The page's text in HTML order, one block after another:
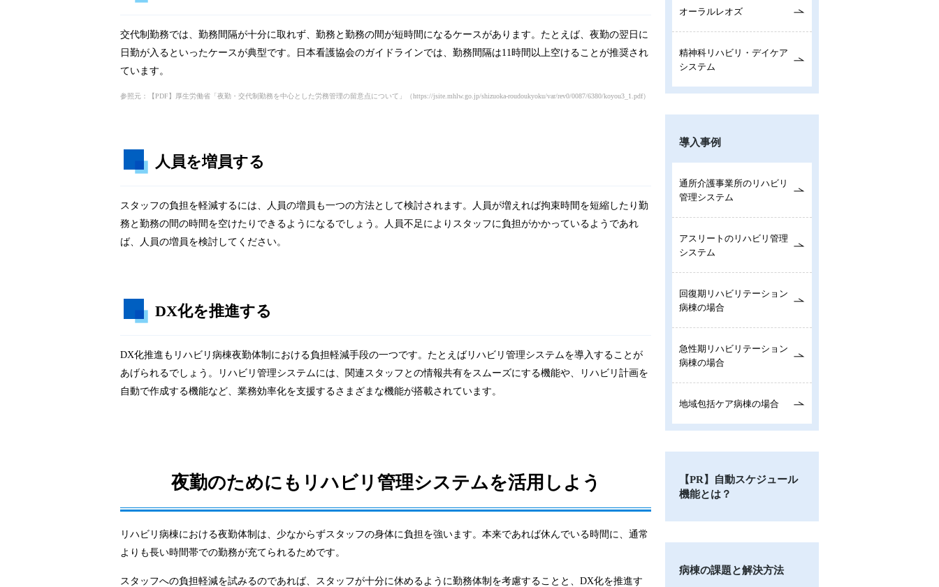
交代制勤務では、勤務間隔が十分に取れず、勤務と勤務の間が短時間になるケースがあります。たとえば、夜勤の翌日に
日勤が入るといったケースが典型です。日本看護協会のガイドラインでは、勤務間隔は11時間以上空けることが推奨され
ています。
参照元：【PDF】厚生労働省「夜勤・交代制勤務を中心とした労務管理の留意点について」 （https://jsite.mhlw.go.jp/shizuoka-roudoukyoku/var/rev0/0087/6380/koyou3_1.pdf）（7ページ）
人員を増員する
スタッフの負担を軽減するには、人員の増員も一つの方法として検討されます。人員が増えれば拘束時間を短縮したり勤
務と勤務の間の時間を空けたりできるようになるでしょう。人員不足によりスタッフに負担がかかっているようであれ
ば、人員の増員を検討してください。
DX化を推進する
DX化推進もリハビリ病棟夜勤体制における負担軽減手段の一つです。たとえばリハビリ管理システムを導入することが
あげられるでしょう。リハビリ管理システムには、関連スタッフとの情報共有をスムーズにする機能や、リハビリ計画を
自動で作成する機能など、業務効率化を支援するさまざまな機能が搭載されています。
夜勤のためにもリハビリ管理システムを活用しよう
リハビリ病棟における夜勤体制は、少なからずスタッフの身体に負担を強います。本来であれば休んでいる時間に、通常
よりも長い時間帯での勤務が充てられるためです。
スタッフへの負担軽減を試みるのであれば、スタッフが十分に休めるように勤務体制を考慮することと、DX化を推進す
オーラルレオズ
精神科リハビリ・デイケア
システム
導入事例
通所介護事業所のリハビリ
管理システム
アスリートのリハビリ管理
システム
回復期リハビリテーション
病棟の場合
急性期リハビリテーション
病棟の場合
地域包括ケア病棟の場合
【PR】自動スケジュール
機能とは？
病棟の課題と解決方法